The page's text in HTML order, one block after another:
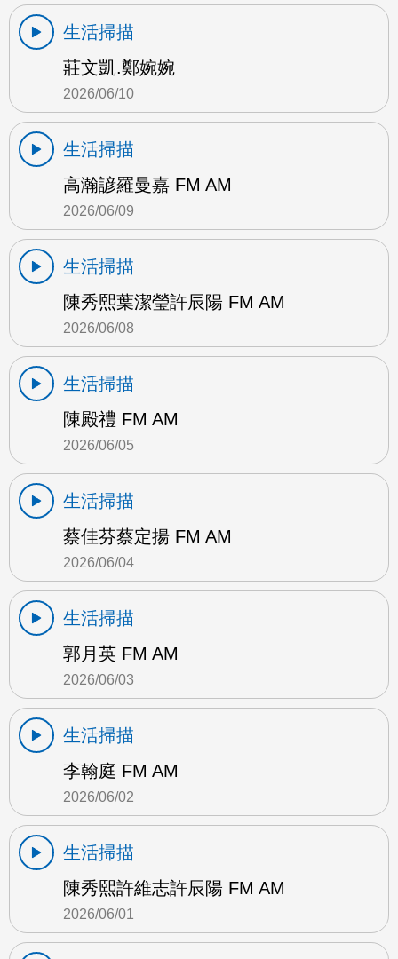
生活掃描
莊文凱.鄭婉婉
2026/06/10
生活掃描
高瀚諺羅曼嘉 FM AM
2026/06/09
生活掃描
陳秀熙葉潔瑩許辰陽 FM AM
2026/06/08
生活掃描
陳殿禮 FM AM
2026/06/05
生活掃描
蔡佳芬蔡定揚 FM AM
2026/06/04
生活掃描
郭月英 FM AM
2026/06/03
生活掃描
李翰庭 FM AM
2026/06/02
生活掃描
陳秀熙許維志許辰陽 FM AM
2026/06/01